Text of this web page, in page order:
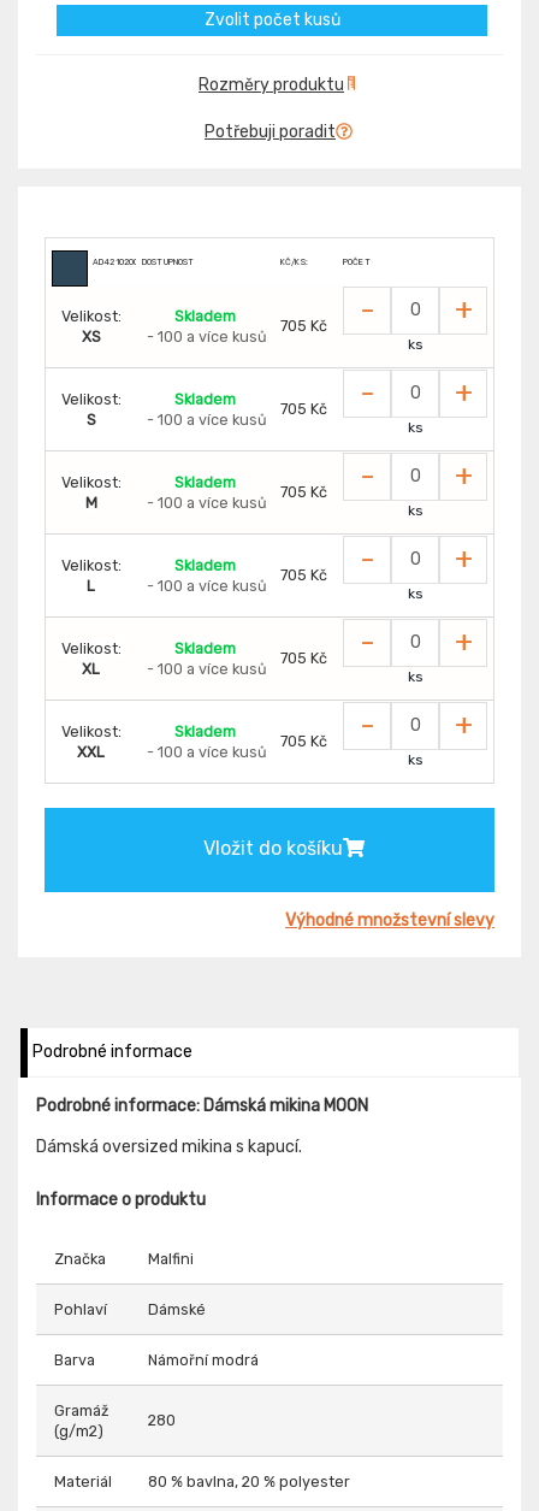
Zvolit počet kusů
Rozměry produktu
Potřebuji poradit
AD4210200 DOSTUPNOST KČ/KS: POČET
Velikost:
XS
Skladem
- 100 a více kusů
705 Kč - +
ks
Velikost:
S
Skladem
- 100 a více kusů
705 Kč - +
ks
Velikost:
M
Skladem
- 100 a více kusů
705 Kč - +
ks
Velikost:
L
Skladem
- 100 a více kusů
705 Kč - +
ks
Velikost:
XL
Skladem
- 100 a více kusů
705 Kč - +
ks
Velikost:
XXL
Skladem
- 100 a více kusů
705 Kč - +
ks
Vložit do košíku
Výhodné množstevní slevy
Podrobné informace
Podrobné informace: Dámská mikina MOON
Dámská oversized mikina s kapucí.
Informace o produktu
Značka Malfini
Pohlaví Dámské
Barva Námořní modrá
Gramáž
(g/m2)
280
Materiál 80 % bavlna, 20 % polyester